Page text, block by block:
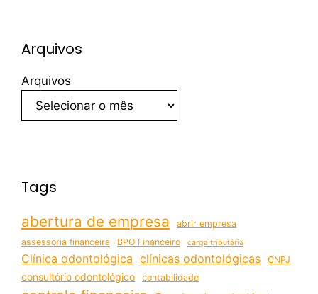
Arquivos
Arquivos
Tags
abertura de empresa
abrir empresa
assessoria financeira
BPO Financeiro carga tributária
Clínica odontológica clínicas odontológicas CNPJ
consultório odontológico contabilidade